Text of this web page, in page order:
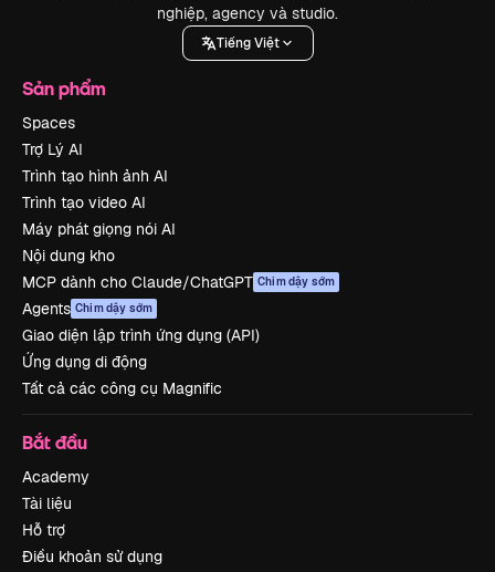
nghiệp, agency và studio.
Tiếng Việt
Sản phẩm
Spaces
Trợ Lý AI
Trình tạo hình ảnh AI
Trình tạo video AI
Máy phát giọng nói AI
Nội dung kho
MCP dành cho Claude/ChatGPT Chim dậy sớm
Agents Chim dậy sớm
Giao diện lập trình ứng dụng (API)
Ứng dụng di động
Tất cả các công cụ Magnific
Bắt đầu
Academy
Tài liệu
Hỗ trợ
Điều khoản sử dụng